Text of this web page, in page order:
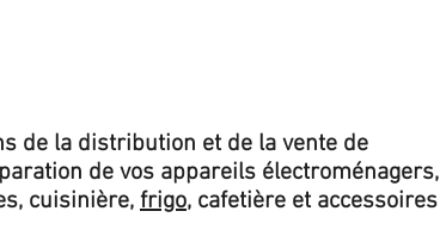
de la distribution et de la vente de
de vos appareils électroménagers,
cuisinière, frigo, cafetière et accessoires